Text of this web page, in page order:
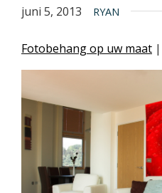
juni 5, 2013 RYAN
Fotobehang op uw maat